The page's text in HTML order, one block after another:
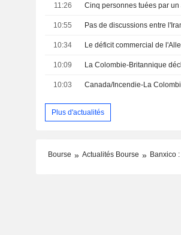
11:26
10:55 Pas de discussions entre
10:34 Le déficit commercial de
10:09
10:03
Plus d'actualités
Bourse Actualités Bourse Banxico